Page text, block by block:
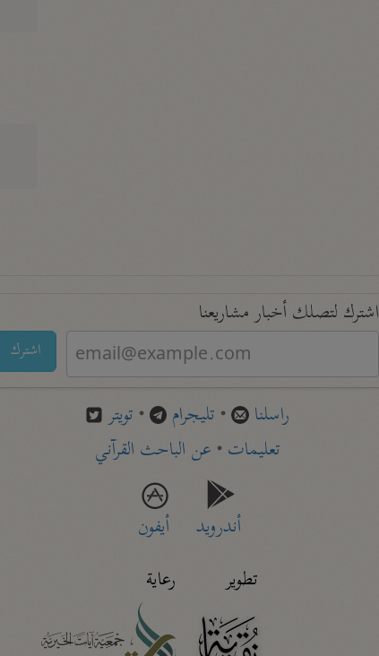
اشترك لتصلك أخبار مشاريعنا
اشترك
راسلنا • تليجرام • تويتر
تعليمات• عن الباحث القرآني
أندرويد
أيفون
تطوير
رعاية